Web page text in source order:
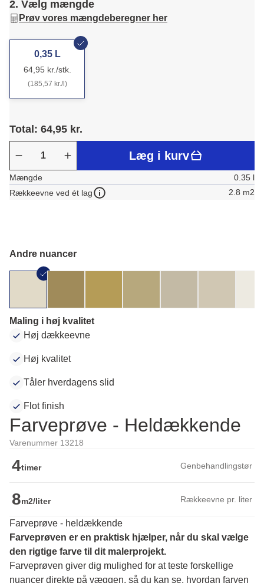
2. Vælg mængde
Prøv vores mængdeberegner her
0,35 L
64,95 kr./stk.
(185,57 kr./l)
Total: 64,95 kr.
Læg i kurv
Mængde
0.35 l
Rækkeevne ved ét lag
2.8 m2
Andre nuancer
Maling i høj kvalitet
Høj dækkeevne
Høj kvalitet
Tåler hverdagens slid
Flot finish
Farveprøve - Heldækkende
Varenummer 13218
4timer Genbehandlingstør
8m2/liter Rækkeevne pr. liter
Farveprøve - heldækkende
Farveprøven er en praktisk hjælper, når du skal vælge
den rigtige farve til dit malerprojekt.
Farveprøven giver dig mulighed for at teste forskellige
nuancer direkte på væggen, så du kan se, hvordan farven